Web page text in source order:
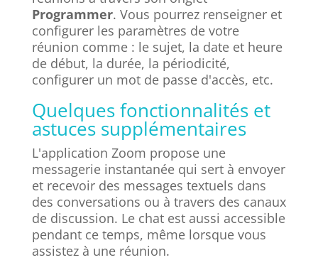
Programmer. Vous pourrez renseigner et
configurer les paramètres de votre
réunion comme : le sujet, la date et heure
de début, la durée, la périodicité,
configurer un mot de passe d'accès, etc.
Quelques fonctionnalités et
astuces supplémentaires
L'application Zoom propose une
messagerie instantanée qui sert à envoyer
et recevoir des messages textuels dans
des conversations ou à travers des canaux
de discussion. Le chat est aussi accessible
pendant ce temps, même lorsque vous
assistez à une réunion.